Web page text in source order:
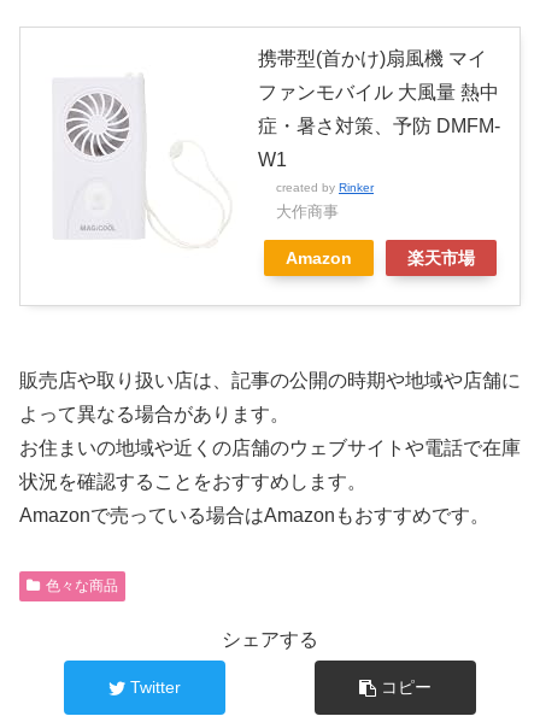
携帯型(首かけ)扇風機 マイ
ファンモバイル 大風量 熱中
症・暑さ対策、予防 DMFM-
W1
created by Rinker
大作商事
Amazon 楽天市場
販売店や取り扱い店は、記事の公開の時期や地域や店舗に
よって異なる場合があります。
お住まいの地域や近くの店舗のウェブサイトや電話で在庫
状況を確認することをおすすめします。
Amazonで売っている場合はAmazonもおすすめです。
色々な商品
シェアする
Twitter コピー